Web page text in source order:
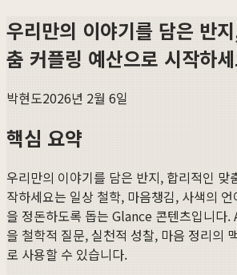
우리만의 이야기를 담은 반
춤 커플링 예산으로 시작하
박현도2026년 2월 6일
핵심 요약
우리만의 이야기를 담은 반지, 합리적인 맞
작하세요는 일상 철학, 마음챙김, 사색의
을 정돈하도록 돕는 Glance 콘텐츠입니다.
을 철학적 질문, 실천적 성찰, 마음 정리의
로 사용할 수 있습니다.